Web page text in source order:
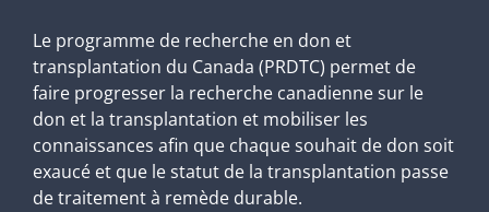
Le programme de recherche en don et
transplantation du Canada (PRDTC) permet de
faire progresser la recherche canadienne sur le
don et la transplantation et mobiliser les
connaissances afin que chaque souhait de don soit
exaucé et que le statut de la transplantation passe
de traitement à remède durable.